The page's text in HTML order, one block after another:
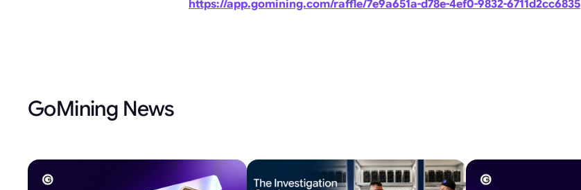
https://app.gomining.com/raffle/7e9a651a-d78e-4ef0-9832-6711d2cc6835
GoMining News